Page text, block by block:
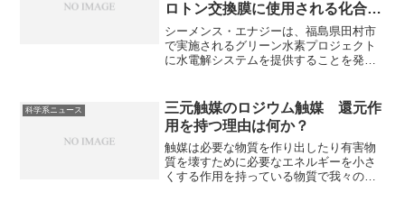
ロトン交換膜に使用される化合物
は何か？
シーメンス・エナジーは、福島県田村市
で実施されるグリーン水素プロジェクト
に水電解システムを提供することを発表
置です。脱炭素社会に向けた水素の製造
方法として、注目されています。どのよ
うな装置なのか、装置の一種であるPEM
電界装置とは何かを知ることができま
す。
科学系ニュース
三元触媒のロジウム触媒 還元作
用を持つ理由は何か？
触媒は必要な物質を作り出したり有害物
質を壊すために必要なエネルギーを小さ
くする作用を持っている物質で我々の生